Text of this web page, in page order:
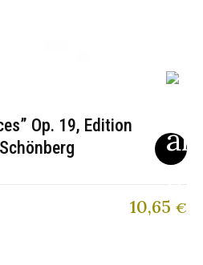
Op. 19, Edition
10,65 €